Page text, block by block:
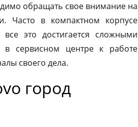
обращать свое внимание на
Часто в компактном корпусе
все это достигается сложными
сервисном центре к работе
своего дела.
город